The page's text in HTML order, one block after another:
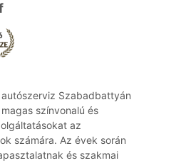
Szabadbattyán
színvonalú és
az
számára. Az évek során
és szakmai